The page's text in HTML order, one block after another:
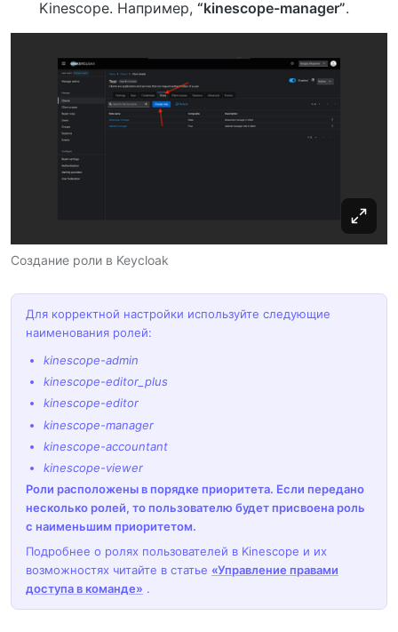
Kinescope. Например, “kinescope-manager”.
Создание роли в Keycloak
Для корректной настройки используйте следующие
наименования ролей:
kinescope-admin
kinescope-editor_plus
kinescope-editor
kinescope-manager
kinescope-accountant
kinescope-viewer
Роли расположены в порядке приоритета. Если передано
несколько ролей, то пользователю будет присвоена роль
с наименьшим приоритетом.
Подробнее о ролях пользователей в Kinescope и их
возможностях читайте в статье «Управление правами
доступа в команде» .